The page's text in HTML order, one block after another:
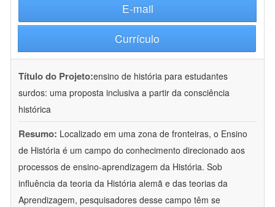
E-mail
Currículo
Título do Projeto:ensino de história para estudantes
surdos: uma proposta inclusiva a partir da consciência
histórica
Resumo: Localizado em uma zona de fronteiras, o Ensino
de História é um campo do conhecimento direcionado aos
processos de ensino-aprendizagem da História. Sob
influência da teoria da História alemã e das teorias da
Aprendizagem, pesquisadores desse campo têm se